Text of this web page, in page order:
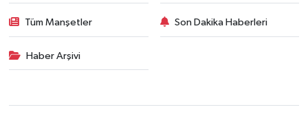
Tüm Manşetler Son Dakika Haberleri
Haber Arşivi